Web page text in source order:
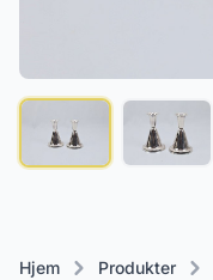
Hjem Produkter